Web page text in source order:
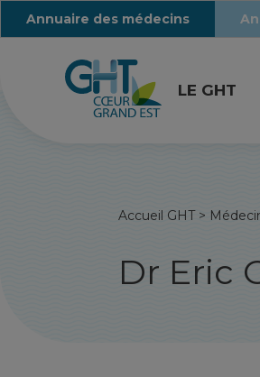
Annuaire des médecins
LE GHT
Accueil GHT>
Dr Eric